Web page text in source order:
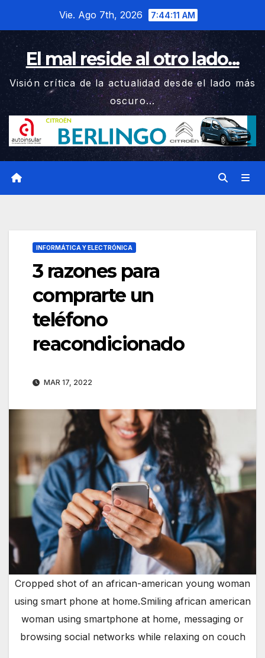
contenido
Vie. Ago 7th, 2026 7:44:12 AM
El mal reside al otro lado...
Visión crítica de la actualidad desde el lado más
oscuro...
INFORMÁTICA Y ELECTRÓNICA
3 razones para
comprarte un
teléfono
reacondicionado
MAR 17, 2022
Cropped shot of an african-american young woman
using smart phone at home.Smiling african american
woman using smartphone at home, messaging or
browsing social networks while relaxing on couch